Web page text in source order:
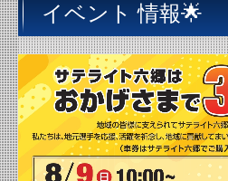
オートレース六郷
りんりん亭
施設案内
イベント 情報🌟